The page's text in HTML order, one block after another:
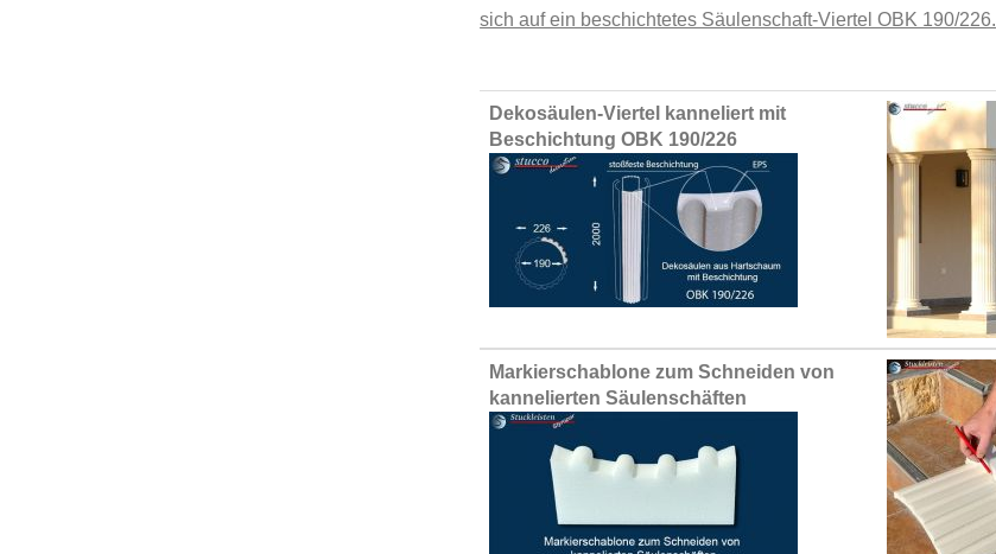
sich auf ein beschichtetes Säulenschaft-Viertel OBK 190/226.
Grouped
product
items
Dekosäulen-Viertel kanneliert mit
Beschichtung OBK 190/226
Markierschablone zum Schneiden von
kannelierten Säulenschäften